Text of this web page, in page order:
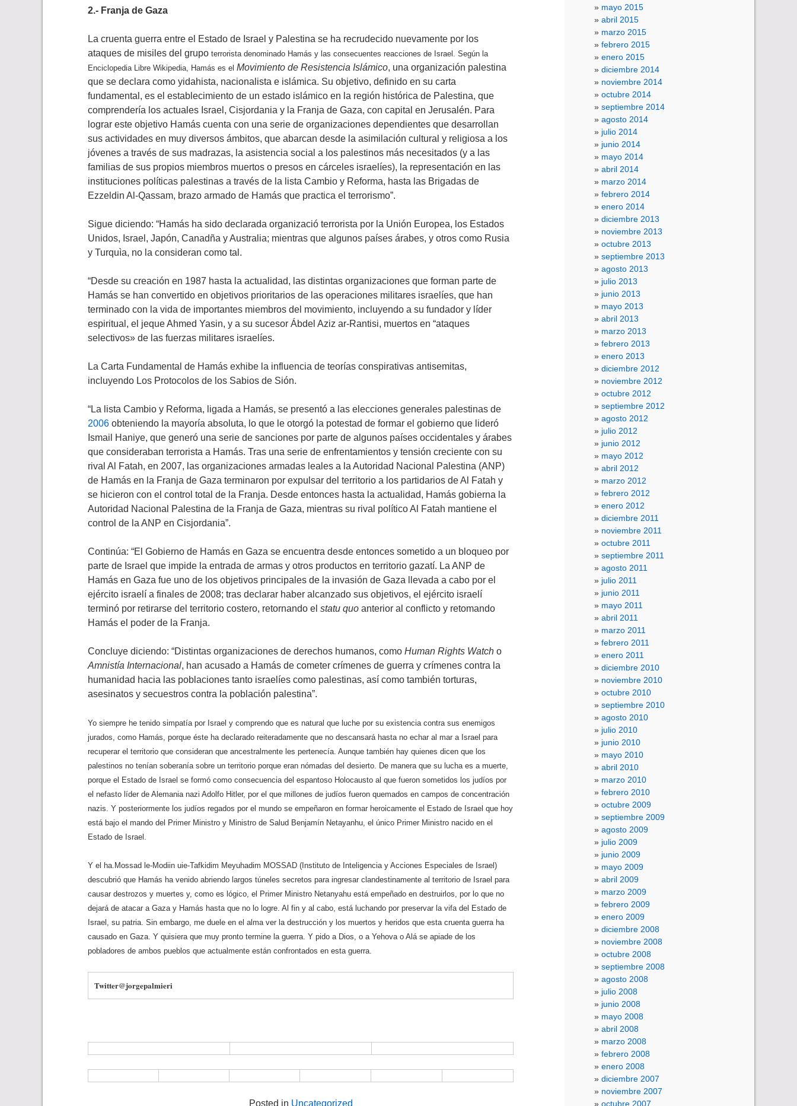
2.- Franja de Gaza
La cruenta guerra entre el Estado de Israel y Palestina se ha recrudecido nuevamente por los
ataques de misiles del grupo terrorista denominado Hamás y las consecuentes reacciones de Israel. Según la
Enciclopedia Libre Wikipedia, Hamás es el Movimiento de Resistencia Islámico, una organización palestina
que se declara como yidahista, nacionalista e islámica. Su objetivo, definido en su carta
fundamental, es el establecimiento de un estado islámico en la región histórica de Palestina, que
comprendería los actuales Israel, Cisjordania y la Franja de Gaza, con capital en Jerusalén. Para
lograr este objetivo Hamás cuenta con una serie de organizaciones dependientes que desarrollan
sus actividades en muy diversos ámbitos, que abarcan desde la asimilación cultural y religiosa a los
jóvenes a través de sus madrazas, la asistencia social a los palestinos más necesitados (y a las
familias de sus propios miembros muertos o presos en cárceles israelíes), la representación en las
instituciones políticas palestinas a través de la lista Cambio y Reforma, hasta las Brigadas de
Ezzeldin Al-Qassam, brazo armado de Hamás que practica el terrorismo”.
Sigue diciendo: “Hamás ha sido declarada organizació terrorista por la Unión Europea, los Estados
Unidos, Israel, Japón, Canadña y Australia; mientras que algunos países árabes, y otros como Rusia
y Turquìa, no la consideran como tal.
“Desde su creación en 1987 hasta la actualidad, las distintas organizaciones que forman parte de
Hamás se han convertido en objetivos prioritarios de las operaciones militares israelíes, que han
terminado con la vida de importantes miembros del movimiento, incluyendo a su fundador y líder
espiritual, el jeque Ahmed Yasin, y a su sucesor Ábdel Aziz ar-Rantisi, muertos en “ataques
selectivos» de las fuerzas militares israelíes.
La Carta Fundamental de Hamás exhibe la influencia de teorías conspirativas antisemitas,
incluyendo Los Protocolos de los Sabios de Sión.
“La lista Cambio y Reforma, ligada a Hamás, se presentó a las elecciones generales palestinas de
2006 obteniendo la mayoría absoluta, lo que le otorgó la potestad de formar el gobierno que lideró
Ismail Haniye, que generó una serie de sanciones por parte de algunos países occidentales y árabes
que consideraban terrorista a Hamás. Tras una serie de enfrentamientos y tensión creciente con su
rival Al Fatah, en 2007, las organizaciones armadas leales a la Autoridad Nacional Palestina (ANP)
de Hamás en la Franja de Gaza terminaron por expulsar del territorio a los partidarios de Al Fatah y
se hicieron con el control total de la Franja. Desde entonces hasta la actualidad, Hamás gobierna la
Autoridad Nacional Palestina de la Franja de Gaza, mientras su rival político Al Fatah mantiene el
control de la ANP en Cisjordania”.
Continúa: “El Gobierno de Hamás en Gaza se encuentra desde entonces sometido a un bloqueo por
parte de Israel que impide la entrada de armas y otros productos en territorio gazatí. La ANP de
Hamás en Gaza fue uno de los objetivos principales de la invasión de Gaza llevada a cabo por el
ejército israelí a finales de 2008; tras declarar haber alcanzado sus objetivos, el ejército israelí
terminó por retirarse del territorio costero, retornando el statu quo anterior al conflicto y retomando
Hamás el poder de la Franja.
Concluye diciendo: “Distintas organizaciones de derechos humanos, como Human Rights Watch o
Amnistía Internacional, han acusado a Hamás de cometer crímenes de guerra y crímenes contra la
humanidad hacia las poblaciones tanto israelíes como palestinas, así como también torturas,
asesinatos y secuestros contra la población palestina”.
Yo siempre he tenido simpatía por Israel y comprendo que es natural que luche por su existencia contra sus enemigos
jurados, como Hamás, porque éste ha declarado reiteradamente que no descansará hasta no echar al mar a Israel para
recuperar el territorio que consideran que ancestralmente les pertenecía. Aunque también hay quienes dicen que los
palestinos no tenían soberanía sobre un territorio porque eran nómadas del desierto. De manera que su lucha es a muerte,
porque el Estado de Israel se formó como consecuencia del espantoso Holocausto al que fueron sometidos los judíos por
el nefasto líder de Alemania nazi Adolfo Hitler, por el que millones de judíos fueron quemados en campos de concentración
nazis. Y posteriormente los judíos regados por el mundo se empeñaron en formar heroicamente el Estado de Israel que hoy
está bajo el mando del Primer Ministro y Ministro de Salud Benjamín Netayanhu, el único Primer Ministro nacido en el
Estado de Israel.
Y el ha.Mossad le-Modiin uie-Tafkidim Meyuhadim MOSSAD (Instituto de Inteligencia y Acciones Especiales de Israel)
descubrió que Hamás ha venido abriendo largos túneles secretos para ingresar clandestinamente al territorio de Israel para
causar destrozos y muertes y, como es lógico, el Primer Ministro Netanyahu está empeñado en destruirlos, por lo que no
dejará de atacar a Gaza y Hamás hasta que no lo logre. Al fin y al cabo, está luchando por preservar la vifa del Estado de
Israel, su patria. Sin embargo, me duele en el alma ver la destrucción y los muertos y heridos que esta cruenta guerra ha
causado en Gaza. Y quisiera que muy pronto termine la guerra. Y pido a Dios, o a Yehova o Alá se apiade de los
pobladores de ambos pueblos que actualmente están confrontados en esta guerra.
Twitter@jorgepalmieri
Posted in Uncategorized
mayo 2015
abril 2015
marzo 2015
febrero 2015
enero 2015
diciembre 2014
noviembre 2014
octubre 2014
septiembre 2014
agosto 2014
julio 2014
junio 2014
mayo 2014
abril 2014
marzo 2014
febrero 2014
enero 2014
diciembre 2013
noviembre 2013
octubre 2013
septiembre 2013
agosto 2013
julio 2013
junio 2013
mayo 2013
abril 2013
marzo 2013
febrero 2013
enero 2013
diciembre 2012
noviembre 2012
octubre 2012
septiembre 2012
agosto 2012
julio 2012
junio 2012
mayo 2012
abril 2012
marzo 2012
febrero 2012
enero 2012
diciembre 2011
noviembre 2011
octubre 2011
septiembre 2011
agosto 2011
julio 2011
junio 2011
mayo 2011
abril 2011
marzo 2011
febrero 2011
enero 2011
diciembre 2010
noviembre 2010
octubre 2010
septiembre 2010
agosto 2010
julio 2010
junio 2010
mayo 2010
abril 2010
marzo 2010
febrero 2010
octubre 2009
septiembre 2009
agosto 2009
julio 2009
junio 2009
mayo 2009
abril 2009
marzo 2009
febrero 2009
enero 2009
diciembre 2008
noviembre 2008
octubre 2008
septiembre 2008
agosto 2008
julio 2008
junio 2008
mayo 2008
abril 2008
marzo 2008
febrero 2008
enero 2008
diciembre 2007
noviembre 2007
octubre 2007